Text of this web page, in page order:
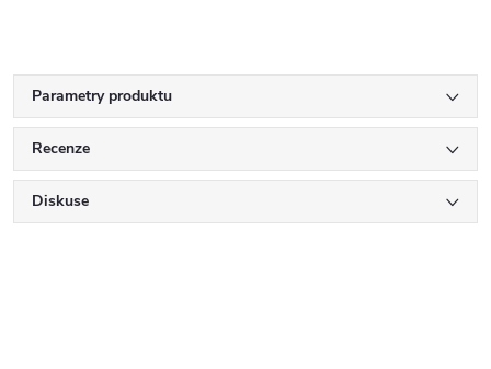
Parametry produktu
Recenze
Diskuse